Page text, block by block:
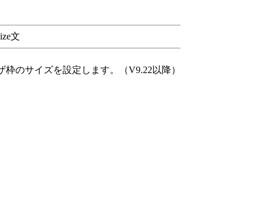
文
枠のサイズを設定します。（V9.22以降）